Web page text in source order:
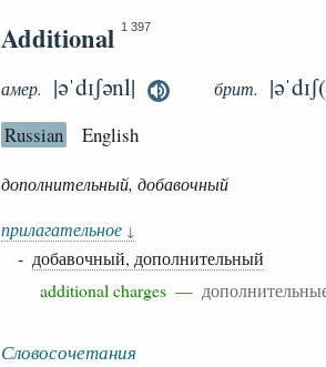
Additional 1 397
амер. |əˈdɪʃənl| брит.
Russian English
дополнительный, добавочный
прилагательное ↓
- добавочный, дополнительный
additional charges —
Словосочетания